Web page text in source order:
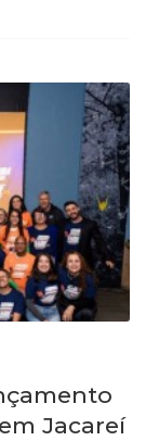
Jacareí